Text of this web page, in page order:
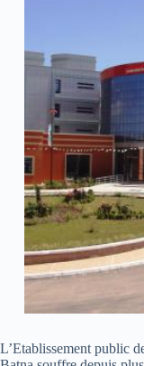
L’Etablissement public